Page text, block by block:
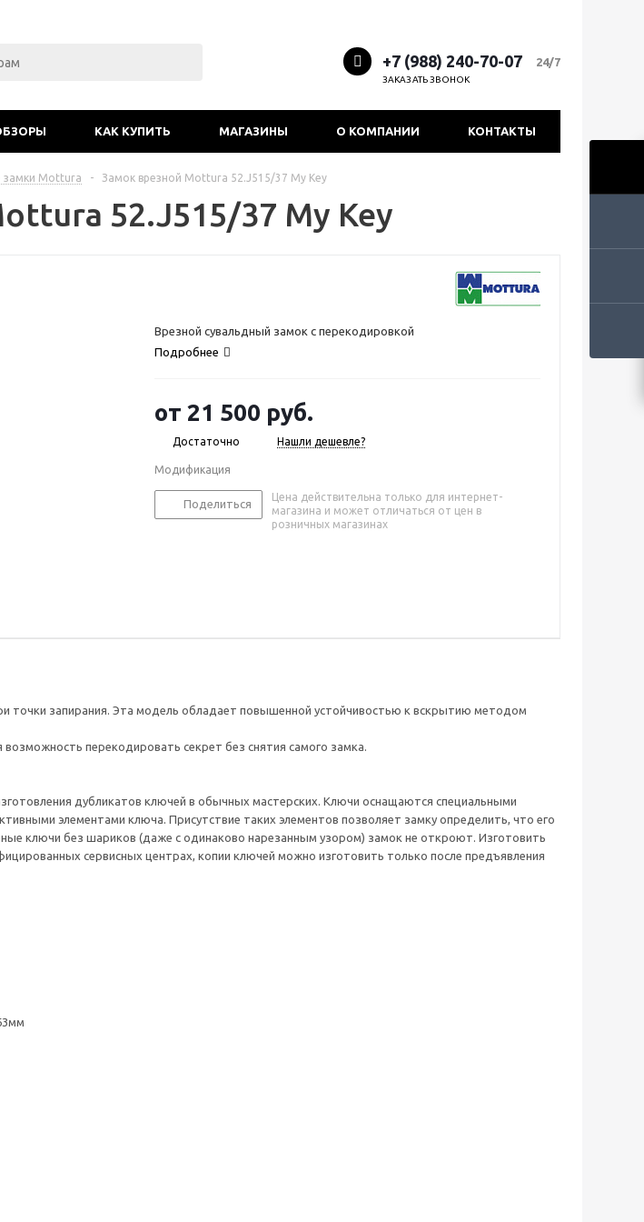
+7 (988) 240-70-07 24/7
ЗАКАЗАТЬ ЗВОНОК
КАК КУПИТЬ МАГАЗИНЫ О КОМПАНИИ КОНТАКТЫ
замки Mottura - Замок врезной Mottura 52.J515/37 My Key
52.J515/37 My Key
Врезной сувальдный замок с перекодировкой
Подробнее
от 21 500 руб.
Достаточно Нашли дешевле?
Модификация
Поделиться
Цена действительна только для интернет-
магазина и может отличаться от цен в
розничных магазинах
точки запирания. Эта модель обладает повышенной устойчивостью к вскрытию методом
перекодировать секрет без снятия самого замка.
дубликатов ключей в обычных мастерских. Ключи оснащаются специальными
элементами ключа. Присутствие таких элементов позволяет замку определить, что его
ключи без шариков (даже с одинаково нарезанным узором) замок не откроют. Изготовить
сервисных центрах, копии ключей можно изготовить только после предъявления